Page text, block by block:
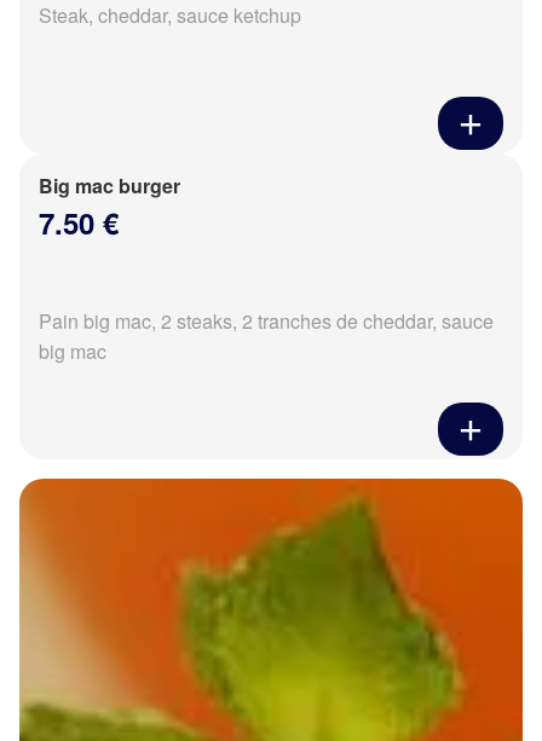
Steak, cheddar, sauce ketchup
Big mac burger
7.50 €
Pain big mac, 2 steaks, 2 tranches de cheddar, sauce
big mac